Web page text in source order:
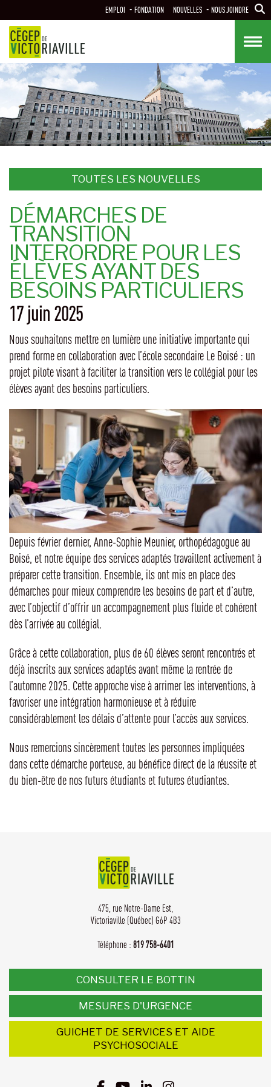
au
contenu
principal
EMPLOI FONDATION NOUVELLES NOUS JOINDRE
TOUTES LES NOUVELLES
DÉMARCHES DE
TRANSITION
INTERORDRE POUR LES
ÉLÈVES AYANT DES
BESOINS PARTICULIERS
17 juin 2025
Nous souhaitons mettre en lumière une initiative importante qui
prend forme en collaboration avec l’école secondaire Le Boisé : un
projet pilote visant à faciliter la transition vers le collégial pour les
élèves ayant des besoins particuliers.
Depuis février dernier, Anne-Sophie Meunier, orthopédagogue au
Boisé, et notre équipe des services adaptés travaillent activement à
préparer cette transition. Ensemble, ils ont mis en place des
démarches pour mieux comprendre les besoins de part et d’autre,
avec l’objectif d’offrir un accompagnement plus fluide et cohérent
dès l’arrivée au collégial.
Grâce à cette collaboration, plus de 60 élèves seront rencontrés et
déjà inscrits aux services adaptés avant même la rentrée de
l’automne 2025. Cette approche vise à arrimer les interventions, à
favoriser une intégration harmonieuse et à réduire
considérablement les délais d’attente pour l’accès aux services.
Nous remercions sincèrement toutes les personnes impliquées
dans cette démarche porteuse, au bénéfice direct de la réussite et
du bien-être de nos futurs étudiants et futures étudiantes.
475, rue Notre-Dame Est,
Victoriaville (Québec) G6P 4B3
Téléphone :819 758-6401
CONSULTER LE BOTTIN
MESURES D'URGENCE
GUICHET DE SERVICES ET AIDE
PSYCHOSOCIALE